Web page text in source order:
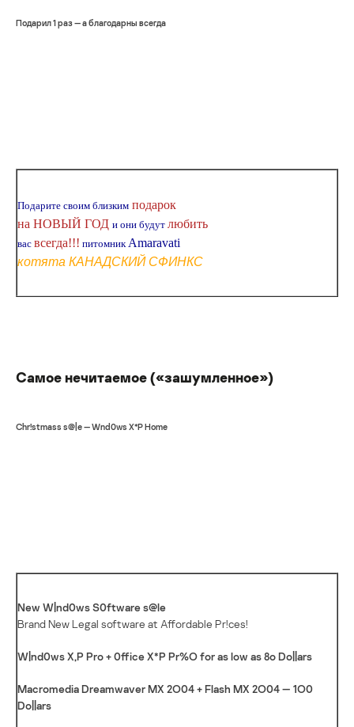
Подарил 1 раз — а благодарны всегда
Подарите своим близким подарок
на НОВЫЙ ГОД и они будут любить
вас всегда!!! питомник Amaravаti
котята КАНАДСКИЙ СФИНКС
Самое нечитаемое («зашумленное»)
Chr!stmass s@|e — Wnd0ws X*P Home
New W|nd0ws S0ftware s@le
Brand New Legal software at Affordable Pr!ces!
W|nd0ws X,P Pro + 0ffice X*P Pr%O for as low as 8o Do||ars
Macromedia Dreamwaver MX 2O04 + Flash MX 2O04 — 1O0
Do||ars